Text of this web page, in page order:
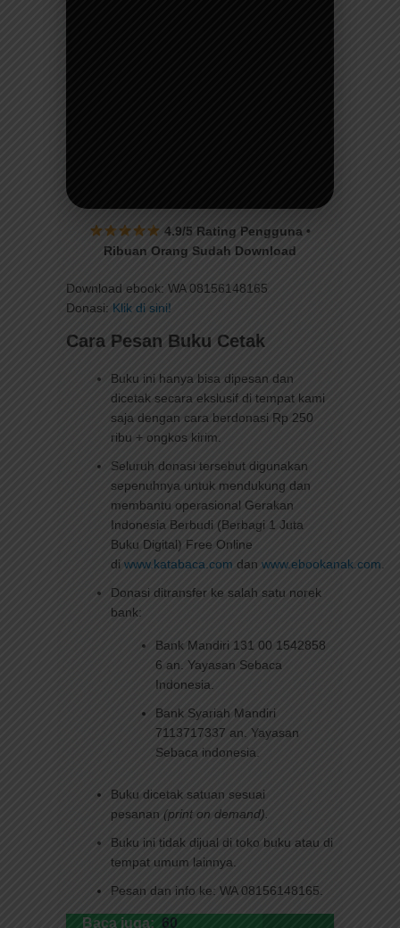
Ebook PDF Printable
60 Halaman Full
Color
Seru, Praktis, dan Menyenangkan
Siap Download & Print
Full Color Premium
Cocok untuk Anak PAUD & TK
Aktivitas Edukatif Menarik
Promo Hari Ini Berakhir Dalam
22:39:29
Kuota Download Promo
Terbatas!
DOWNLOAD SEKARANG
4.9/5 Rating Pengguna •
Ribuan Orang Sudah Download
Download ebook: WA 08156148165
Donasi: Klik di sini!
Cara Pesan Buku Cetak
Buku ini hanya bisa dipesan dan
dicetak secara ekslusif di tempat kami
saja dengan cara berdonasi Rp 250
ribu + ongkos kirim.
Seluruh donasi tersebut digunakan
sepenuhnya untuk mendukung dan
membantu operasional Gerakan
Indonesia Berbudi (Berbagi 1 Juta
Buku Digital) Free Online
di www.katabaca.com dan www.ebookanak.com
Donasi ditransfer ke salah satu norek
bank:
Bank Mandiri 131 00 1542858
6 an. Yayasan Sebaca
Indonesia.
Bank Syariah Mandiri
7113717337 an. Yayasan
Sebaca indonesia.
Buku dicetak satuan sesuai
pesanan (print on demand).
Buku ini tidak dijual di toko buku atau di
tempat umum lainnya.
Pesan dan info ke: WA 08156148165.
Baca juga: 60